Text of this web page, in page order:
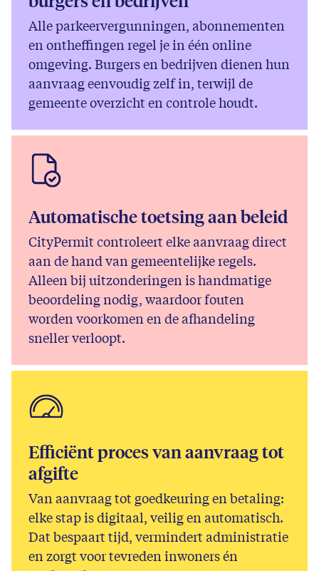
Alle parkeervergunningen, abonnementen
en ontheffingen regel je in één online
omgeving. Burgers en bedrijven dienen hun
aanvraag eenvoudig zelf in, terwijl de
gemeente overzicht en controle houdt.
Automatische toetsing aan beleid
CityPermit controleert elke aanvraag direct
aan de hand van gemeentelijke regels.
Alleen bij uitzonderingen is handmatige
beoordeling nodig, waardoor fouten
worden voorkomen en de afhandeling
sneller verloopt.
Efficiënt proces van aanvraag tot
afgifte
Van aanvraag tot goedkeuring en betaling:
elke stap is digitaal, veilig en automatisch.
Dat bespaart tijd, vermindert administratie
en zorgt voor tevreden inwoners én